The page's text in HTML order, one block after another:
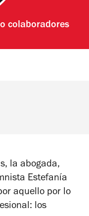
colaboradores
la abogada,
Estefanía
aquello por lo
los